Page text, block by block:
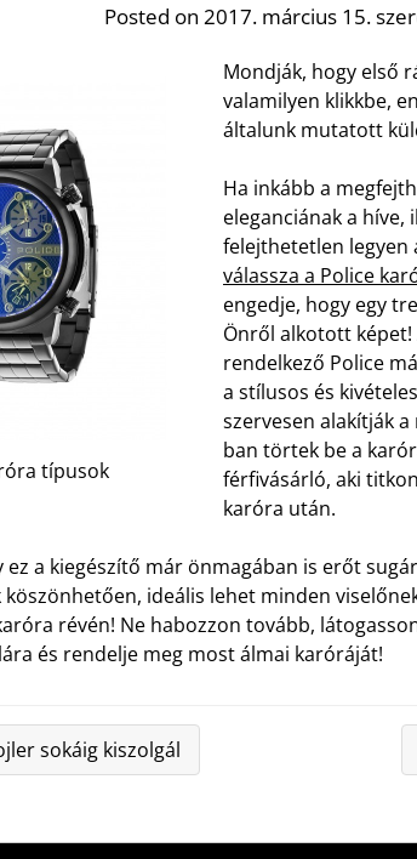
Posted on 2017. március 15.
típusok
Mondják, hogy első
valamilyen klikkbe,
általunk mutatott
Ha inkább a
eleganciának a híve,
felejthetetlen legyen
válassza a Police
engedje, hogy egy
Önről alkotott képet!
rendelkező Police
a stílusos és
szervesen alakítják
ban törtek be a
férfivásárló, aki
karóra után.
ez a kiegészítő már önmagában is erőt
ideális lehet minden
révén! Ne habozzon tovább,
és rendelje meg most álmai karóráját!
sokáig kiszolgál